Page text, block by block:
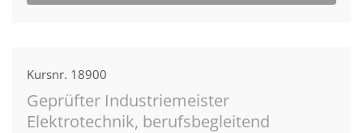
Kursnr. 18900
Geprüfter Industriemeister
Elektrotechnik, berufsbegleitend